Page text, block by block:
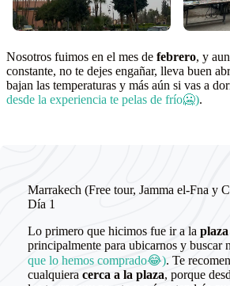
Nosotros fuimos en el mes de febrero, y
constante, no te dejes engañar, lleva buen
bajan las temperaturas y más aún si vas a
desde la experiencia te pelas de frío🥶).
Marrakech (Free tour, Jamma el-Fna y
Día 1
Lo primero que hicimos fue ir a la
principalmente para ubicarnos y buscar
que lo hemos comprado😂). Te
cualquiera cerca a la plaza, porque